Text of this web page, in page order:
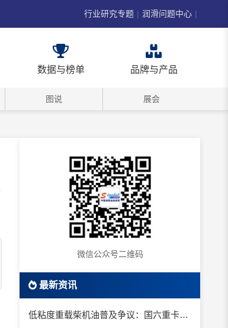
行业研究专题 | 润滑问题中心 |
数据与榜单 品牌与产品
图说 展会
微信公众号二维码
最新资讯
低粘度重载柴机油普及争议：国六重卡长期山区重载工况是否适合0W-20柴油机油？